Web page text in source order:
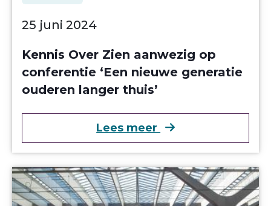
Kennis Over Zien aanwezig op
conferentie ‘Een nieuwe generatie
ouderen langer thuis’
25 juni 2024
Lees meer over Kennis Over